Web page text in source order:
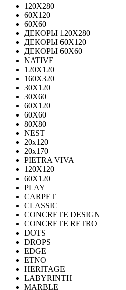
120Х280
60Х120
60Х60
ДЕКОРЫ 120Х280
ДЕКОРЫ 60Х120
ДЕКОРЫ 60Х60
NATIVE
120Х120
160Х320
30X120
30X60
60X120
60X60
80Х80
NEST
20x120
20x170
PIETRA VIVA
120X120
60Х120
PLAY
CARPET
CLASSIC
CONCRETE DESIGN
CONCRETE RETRO
DOTS
DROPS
EDGE
ETNO
HERITAGE
LABYRINTH
MARBLE